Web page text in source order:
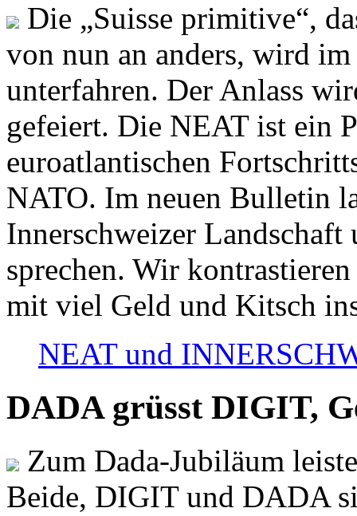
Die „Suisse primitive“,
von nun an anders, wird
unterfahren. Der Anlass
gefeiert. Die NEAT ist ein
euroatlantischen
NATO. Im neuen Bulletin
Innerschweizer
sprechen. Wir
mit viel Geld und Kitsch
NEAT und
DADA grüsst DIGIT,
Zum Dada-Jubiläum
Beide, DIGIT und DADA